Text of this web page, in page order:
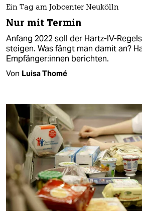
Ein Tag am Jobcenter Neukölln
Nur mit Termin
Anfang 2022 soll der Hartz-IV-
steigen. Was fängt man damit an?
Empfänger:innen berichten.
Von Luisa Thomé